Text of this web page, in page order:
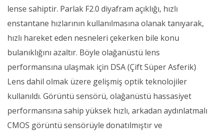
lense sahiptir. Parlak F2.0 diyafram açıklığı, hızlı
enstantane hızlarının kullanılmasına olanak tanıyarak,
hızlı hareket eden nesneleri çekerken bile konu
bulanıklığını azaltır. Böyle olağanüstü lens
performansına ulaşmak için DSA (Çift Süper Asferik)
Lens dahil olmak üzere gelişmiş optik teknolojiler
kullanıldı. Görüntü sensörü, olağanüstü hassasiyet
performansına sahip yüksek hızlı, arkadan aydınlatmalı
CMOS görüntü sensörüyle donatılmıştır ve